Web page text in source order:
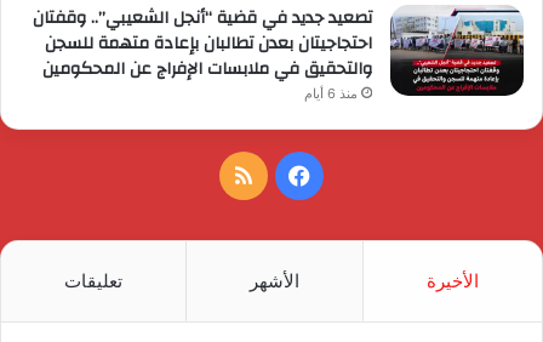
تصعيد جديد في قضية “أنجل الشعيبي”.. وقفتان
احتجاجيتان بعدن تطالبان بإعادة متهمة للسجن
والتحقيق في ملابسات الإفراج عن المحكومين
منذ 6 أيام
فيسبوكملخص
الأخيرة الأشهر تعليقات